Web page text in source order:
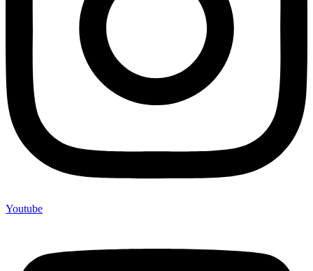
Youtube